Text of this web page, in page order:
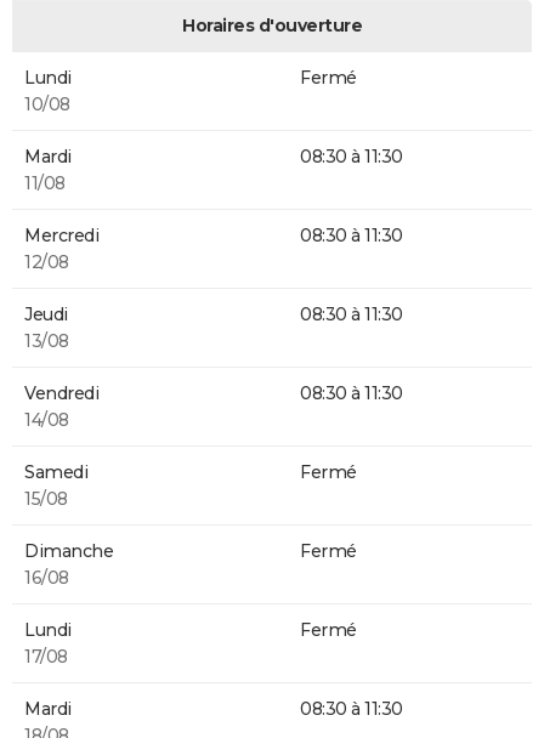
Horaires d'ouverture
Lundi
10/08
Fermé
Mardi
11/08
08:30 à 11:30
Mercredi
12/08
08:30 à 11:30
Jeudi
13/08
08:30 à 11:30
Vendredi
14/08
08:30 à 11:30
Samedi
15/08
Fermé
Dimanche
16/08
Fermé
Lundi
17/08
Fermé
Mardi
08:30 à 11:30